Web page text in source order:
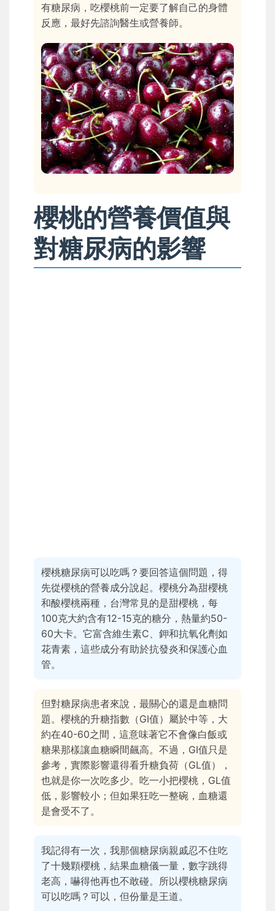
有糖尿病，吃櫻桃前一定要了解自己的身體
反應，最好先諮詢醫生或營養師。
櫻桃的營養價值與
對糖尿病的影響
櫻桃糖尿病可以吃嗎？要回答這個問題，得
先從櫻桃的營養成分說起。櫻桃分為甜櫻桃
和酸櫻桃兩種，台灣常見的是甜櫻桃，每
100克大約含有12-15克的糖分，熱量約50-
60大卡。它富含維生素C、鉀和抗氧化劑如
花青素，這些成分有助於抗發炎和保護心血
管。
但對糖尿病患者來說，最關心的還是血糖問
題。櫻桃的升糖指數（GI值）屬於中等，大
約在40-60之間，這意味著它不會像白飯或
糖果那樣讓血糖瞬間飆高。不過，GI值只是
參考，實際影響還得看升糖負荷（GL值），
也就是你一次吃多少。吃一小把櫻桃，GL值
低，影響較小；但如果狂吃一整碗，血糖還
是會受不了。
我記得有一次，我那個糖尿病親戚忍不住吃
了十幾顆櫻桃，結果血糖儀一量，數字跳得
老高，嚇得他再也不敢碰。所以櫻桃糖尿病
可以吃嗎？可以，但份量是王道。